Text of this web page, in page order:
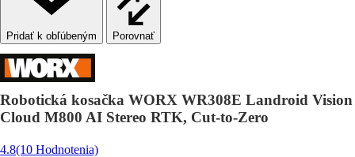
Porovnať
Robotická kosačka WORX WR308E Landroid Vision
Cloud M800 AI Stereo RTK, Cut-to-Zero
4.8(10 Hodnotenia)